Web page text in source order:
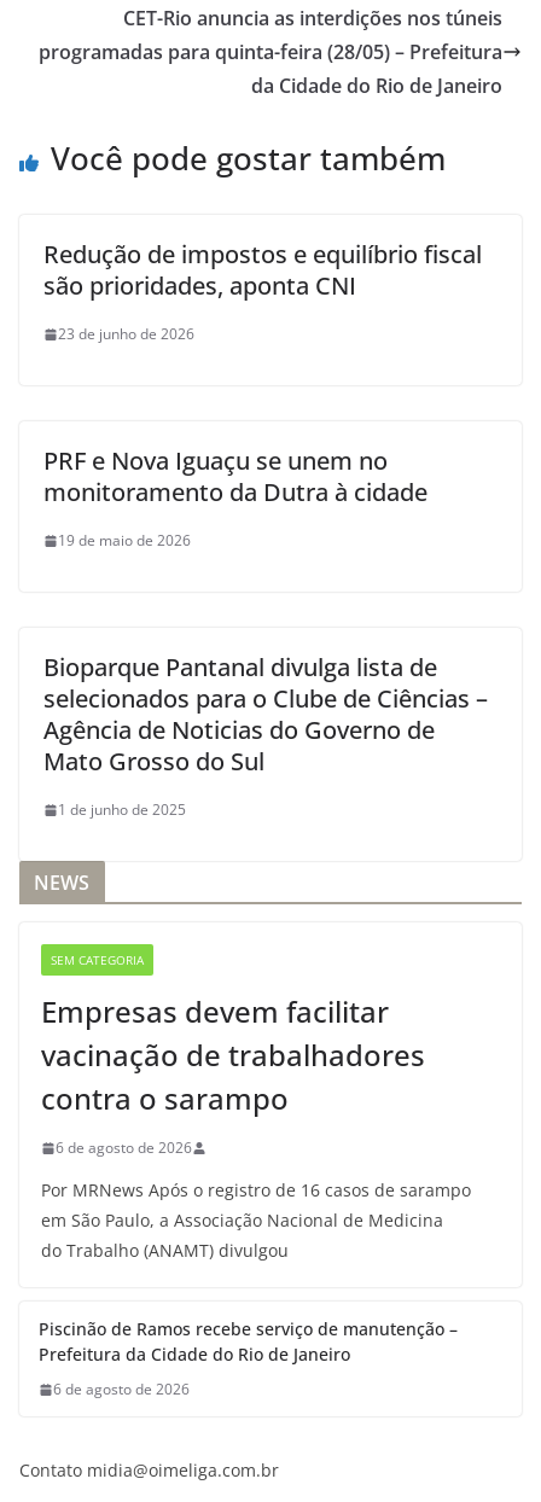
CET-Rio anuncia as interdições nos túneis
programadas para quinta-feira (28/05) – Prefeitura
da Cidade do Rio de Janeiro
Você pode gostar também
Redução de impostos e equilíbrio fiscal
são prioridades, aponta CNI
23 de junho de 2026
PRF e Nova Iguaçu se unem no
monitoramento da Dutra à cidade
19 de maio de 2026
Bioparque Pantanal divulga lista de
selecionados para o Clube de Ciências –
Agência de Noticias do Governo de
Mato Grosso do Sul
1 de junho de 2025
NEWS
SEM CATEGORIA
Empresas devem facilitar
vacinação de trabalhadores
contra o sarampo
6 de agosto de 2026
Por MRNews Após o registro de 16 casos de sarampo
em São Paulo, a Associação Nacional de Medicina
do Trabalho (ANAMT) divulgou
Piscinão de Ramos recebe serviço de manutenção –
Prefeitura da Cidade do Rio de Janeiro
6 de agosto de 2026
Contato midia@oimeliga.com.br